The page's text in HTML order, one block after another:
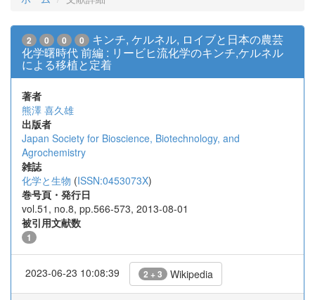
2 0 0 0
キンチ, ケルネル, ロイブと日本の農芸
化学曙時代 前編 : リービヒ流化学のキンチ,ケルネル
による移植と定着
著者
熊澤 喜久雄
出版者
Japan Society for Bioscience, Biotechnology, and
Agrochemistry
雑誌
化学と生物 (ISSN:0453073X)
巻号頁・発行日
vol.51, no.8, pp.566-573, 2013-08-01
被引用文献数
1
2023-06-23 10:08:39 2 + 3 Wikipedia